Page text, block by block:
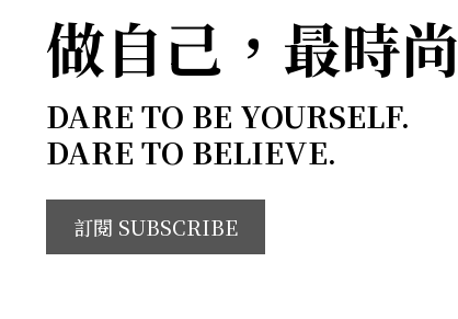
做自己，最時尚
DARE TO BE YOURSELF.
DARE TO BELIEVE.
訂閱 SUBSCRIBE